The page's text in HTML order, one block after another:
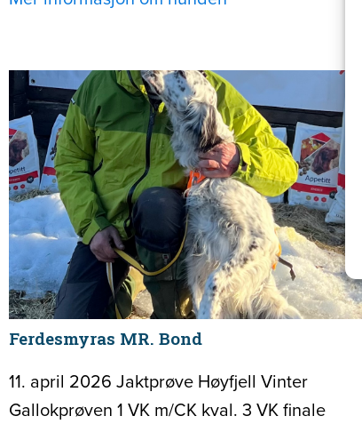
Ferdesmyras MR. Bond
11. april 2026 Jaktprøve Høyfjell Vinter
Gallokprøven 1 VK m/CK kval. 3 VK finale